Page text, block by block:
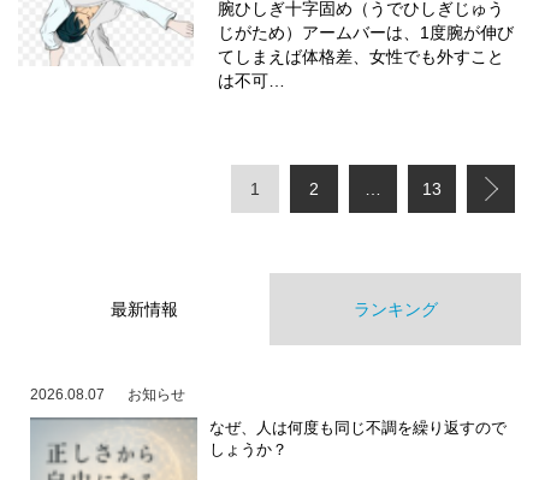
腕ひしぎ十字固め（うでひしぎじゅう
じがため）アームバーは、1度腕が伸び
てしまえば体格差、女性でも外すこと
は不可…
1 2 13
最新情報 ランキング
2026.08.07 お知らせ
なぜ、人は何度も同じ不調を繰り返すので
しょうか？